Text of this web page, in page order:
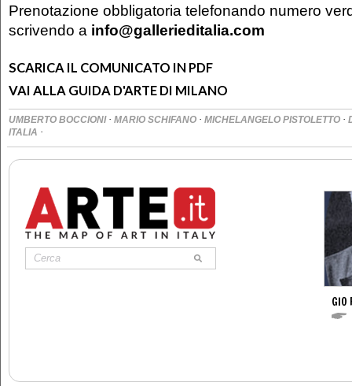
Prenotazione obbligatoria telefonando numero
scrivendo a info@gallerieditalia.com
SCARICA IL COMUNICATO IN PDF
VAI ALLA GUIDA D'ARTE DI MILANO
UMBERTO BOCCIONI · MARIO SCHIFANO · MICHELANGELO PISTOLETTO ·
ITALIA ·
GIO